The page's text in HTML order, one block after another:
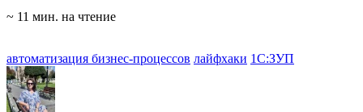
~ 11 мин. на чтение
автоматизация бизнес-процессов лайфхаки 1С:ЗУП